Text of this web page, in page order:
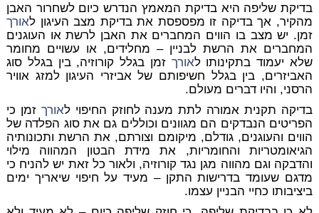
בדיקת שליפה היא בדיקת המאמץ הנדרש כיום לשחרור האבן
מהקיר, אך בדיקה זו מפספסת את בדיקת מצב העיגון לאורך
זמן. יש מצב בו הווים המחברים את האבן לרשת או העוגנים
המחברים את הרשת לבניין – מחלידים, או עשויים מחומר
שלא יעמוד בתקינותו לאורך זמן בגלל קורוזיה, בין בגלל סוג
האביזרים, בין בגלל חשיפותם של אביזרי העיגון למזג אוויר
הרסני, והיו דברים מעולם.
בדיקה תקנית אמורה לתת מענה לחוזק החיפוי לאורך זמן כי
הפריטים הנבדקים הם מגוונים וכוללים גם את סוג הפלדה של
הווים והעוגנים, גודלם, מיקומם וצורתם, את הרשת ותכונותיה
הגיאומטריות והחומריות, את מידת הבטון המהווה מילוי
והדבקה וגם מהווה מגן נגד קורוזיה, ולאור כל זאת יש להניח כי
מדגם שעומד בדרישות התקן – מעיד על חיפוי שיאריך ימים
ביציבותו כחיי הבניין עצמו.